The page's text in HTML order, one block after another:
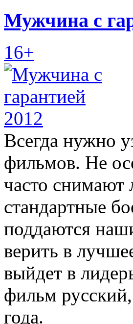
Мужчина с
16+
Всегда нужно
фильмов. Не
часто снимают
стандартные
поддаются
верить в
выйдет в
фильм
года.